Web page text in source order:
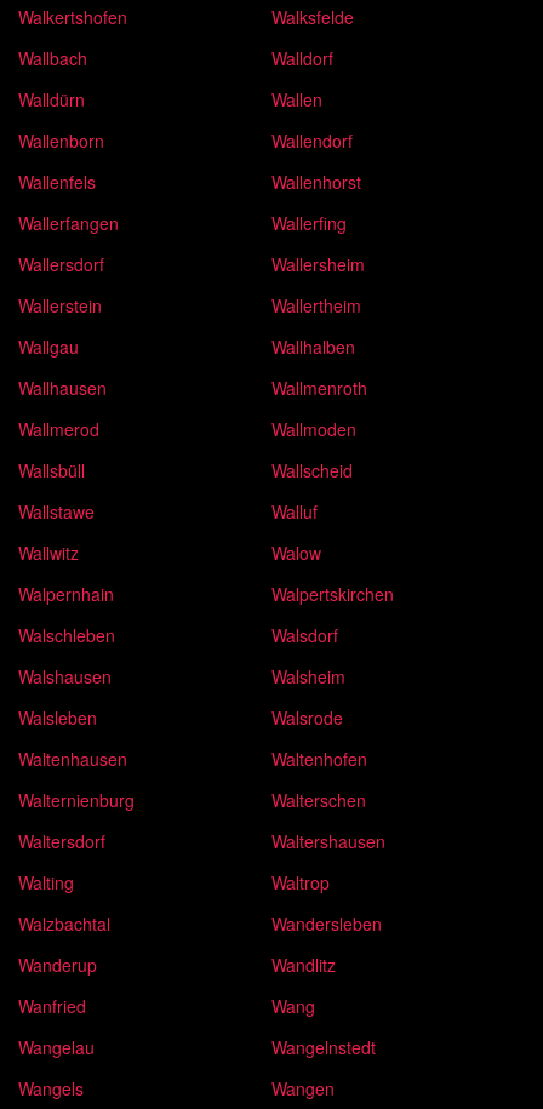
Walkertshofen
Walksfelde
Wallbach
Walldorf
Walldürn
Wallen
Wallenborn
Wallendorf
Wallenfels
Wallenhorst
Wallerfangen
Wallerfing
Wallersdorf
Wallersheim
Wallerstein
Wallertheim
Wallgau
Wallhalben
Wallhausen
Wallmenroth
Wallmerod
Wallmoden
Wallsbüll
Wallscheid
Wallstawe
Walluf
Wallwitz
Walow
Walpernhain
Walpertskirchen
Walschleben
Walsdorf
Walshausen
Walsheim
Walsleben
Walsrode
Waltenhausen
Waltenhofen
Walternienburg
Walterschen
Waltersdorf
Waltershausen
Walting
Waltrop
Walzbachtal
Wandersleben
Wanderup
Wandlitz
Wanfried
Wang
Wangelau
Wangelnstedt
Wangels
Wangen